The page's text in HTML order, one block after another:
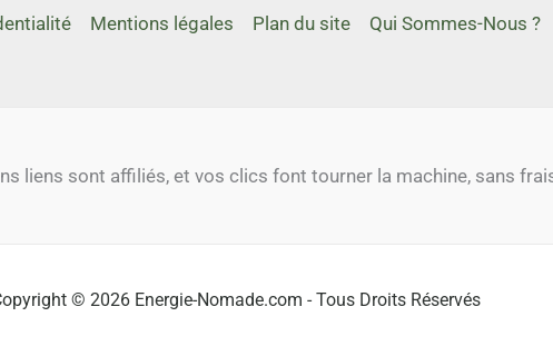
Mentions légales Plan du site Qui Sommes-Nous ?
liens sont affiliés, et vos clics font tourner la machine, sans
© 2026 Energie-Nomade.com - Tous Droits Réservés